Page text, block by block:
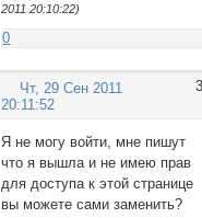
<meta
<style type="text/
.punbb div.icon {
float: left;
display: block;
height: 20px;
width: 15px;
border-style:
2011 20:10:22)
0
3
Чт, 29 Сен 2011
20:11:52
Я не могу войти, мне пишут
что я вышла и не имею прав
для доступа к этой странице
вы можете сами заменить?